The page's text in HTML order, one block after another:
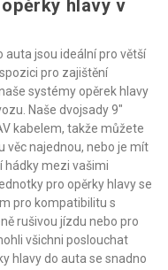
hlavy v
auta jsou ideální pro větší
pro zajištění
systémy opěrek hlavy
Naše dvojsady 9"
kabelem, takže můžete
věc najednou, nebo je mít
hádky mezi vašimi
pro opěrky hlavy se
pro kompatibilitu s
rušivou jízdu nebo pro
všichni poslouchat
hlavy do auta se snadno